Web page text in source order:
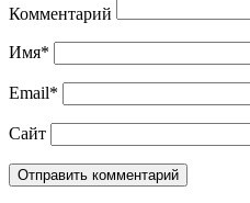
Комментарий
Имя*
Email*
Сайт